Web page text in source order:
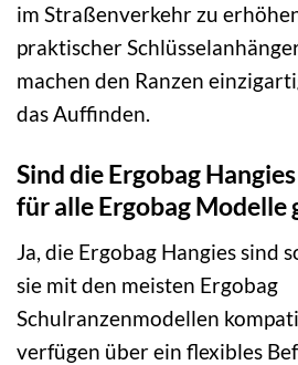
im Straßenverkehr zu
praktischer
machen den Ranzen
das Auffinden.
Sind die Ergobag
für alle Ergobag Modelle
Ja, die Ergobag Hangies sind
sie mit den meisten Ergobag
Schulranzenmodellen
verfügen über ein flexibles